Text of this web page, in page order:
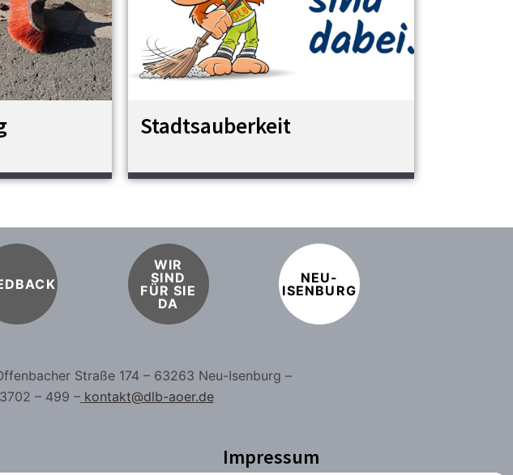
Stadtsauberkeit
WIR
SIND
FÜR SIE
DA
NEU-
ISENBURG
Straße 174 – 63263 Neu-Isenburg –
– 499 – kontakt@dlb-aoer.de
Impressum